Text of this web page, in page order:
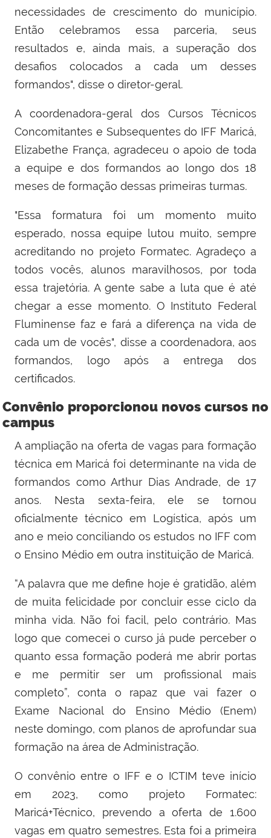
necessidades de crescimento do município.
Então celebramos essa parceria, seus
resultados e, ainda mais, a superação dos
desafios colocados a cada um desses
formandos", disse o diretor-geral.
A coordenadora-geral dos Cursos Técnicos
Concomitantes e Subsequentes do IFF Maricá,
Elizabethe França, agradeceu o apoio de toda
a equipe e dos formandos ao longo dos 18
meses de formação dessas primeiras turmas.
"Essa formatura foi um momento muito
esperado, nossa equipe lutou muito, sempre
acreditando no projeto Formatec. Agradeço a
todos vocês, alunos maravilhosos, por toda
essa trajetória. A gente sabe a luta que é até
chegar a esse momento. O Instituto Federal
Fluminense faz e fará a diferença na vida de
cada um de vocês", disse a coordenadora, aos
formandos, logo após a entrega dos
certificados.
Convênio proporcionou novos cursos no
campus
A ampliação na oferta de vagas para formação
técnica em Maricá foi determinante na vida de
formandos como Arthur Dias Andrade, de 17
anos. Nesta sexta-feira, ele se tornou
oficialmente técnico em Logística, após um
ano e meio conciliando os estudos no IFF com
o Ensino Médio em outra instituição de Maricá.
“A palavra que me define hoje é gratidão, além
de muita felicidade por concluir esse ciclo da
minha vida. Não foi facil, pelo contrário. Mas
logo que comecei o curso já pude perceber o
quanto essa formação poderá me abrir portas
e me permitir ser um profissional mais
completo”, conta o rapaz que vai fazer o
Exame Nacional do Ensino Médio (Enem)
neste domingo, com planos de aprofundar sua
formação na área de Administração.
O convênio entre o IFF e o ICTIM teve início
em 2023, como projeto Formatec:
Maricá+Técnico, prevendo a oferta de 1.600
vagas em quatro semestres. Esta foi a primeira